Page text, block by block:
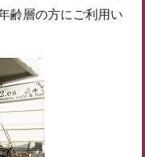
齢層の方にご利用い